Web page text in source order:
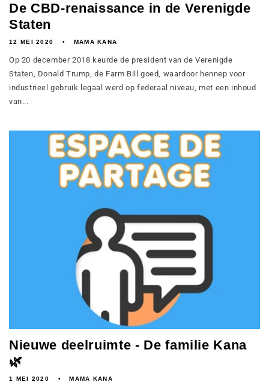
De CBD-renaissance in de Verenigde
Staten
12 MEI 2020 MAMA KANA
Op 20 december 2018 keurde de president van de Verenigde
Staten, Donald Trump, de Farm Bill goed, waardoor hennep voor
industrieel gebruik legaal werd op federaal niveau, met een inhoud
van...
Nieuwe deelruimte - De familie Kana
🌿
1 MEI 2020 MAMA KANA